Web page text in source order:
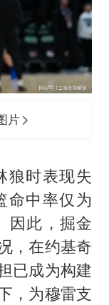
片
狼时表现失
命中率仅为
因此，掘金
，在约基奇
已成为构建
，为穆雷支